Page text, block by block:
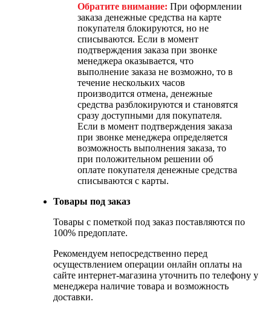
Обратите внимание: При оформлении
заказа денежные средства на карте
покупателя блокируются, но не
списываются. Если в момент
подтверждения заказа при звонке
менеджера оказывается, что
выполнение заказа не возможно, то в
течение нескольких часов
производится отмена, денежные
средства разблокируются и становятся
сразу доступными для покупателя.
Если в момент подтверждения заказа
при звонке менеджера определяется
возможность выполнения заказа, то
при положительном решении об
оплате покупателя денежные средства
списываются с карты.
Товары под заказ
Товары с пометкой под заказ поставляются по
100% предоплате.
Рекомендуем непосредственно перед
осуществлением операции онлайн оплаты на
сайте интернет-магазина уточнить по телефону у
менеджера наличие товара и возможность
доставки.